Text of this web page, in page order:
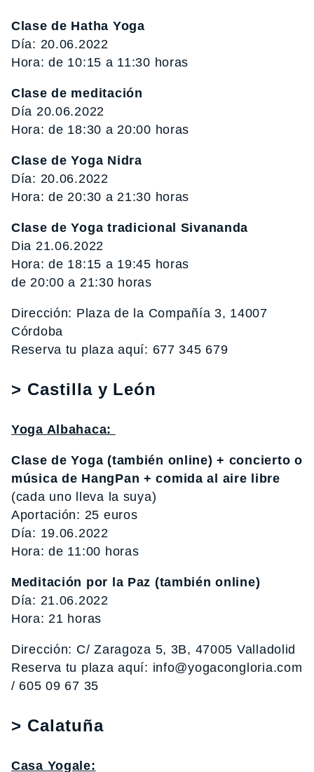
Clase de Hatha Yoga
Día: 20.06.2022
Hora: de 10:15 a 11:30 horas
Clase de meditación
Día 20.06.2022
Hora: de 18:30 a 20:00 horas
Clase de Yoga Nidra
Día: 20.06.2022
Hora: de 20:30 a 21:30 horas
Clase de Yoga tradicional Sivananda
Dia 21.06.2022
Hora: de 18:15 a 19:45 horas
de 20:00 a 21:30 horas
Dirección: Plaza de la Compañía 3, 14007
Córdoba
Reserva tu plaza aquí: 677 345 679
> Castilla y León
Yoga Albahaca:
Clase de Yoga (también online) + concierto o
música de HangPan + comida al aire libre
(cada uno lleva la suya)
Aportación: 25 euros
Día: 19.06.2022
Hora: de 11:00 horas
Meditación por la Paz (también online)
Día: 21.06.2022
Hora: 21 horas
Dirección: C/ Zaragoza 5, 3B, 47005 Valladolid
Reserva tu plaza aquí: info@yogacongloria.com
/ 605 09 67 35
> Calatuña
Casa Yogale: